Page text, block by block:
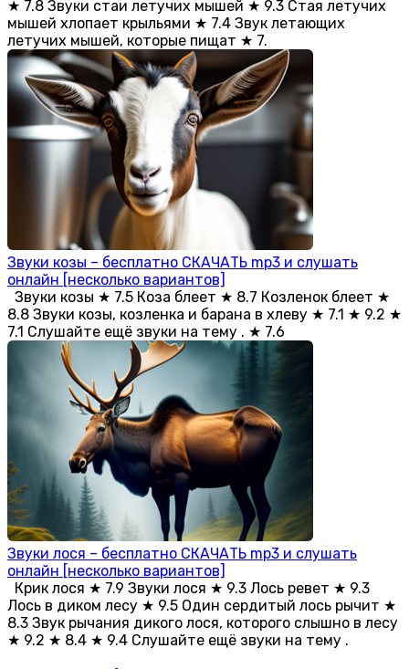
★ 7.8 Звуки стаи летучих мышей ★ 9.3 Стая летучих
мышей хлопает крыльями ★ 7.4 Звук летающих
летучих мышей, которые пищат ★ 7.
Звуки козы – бесплатно СКАЧАТЬ mp3 и слушать
онлайн [несколько вариантов]
Звуки козы ★ 7.5 Коза блеет ★ 8.7 Козленок блеет ★
8.8 Звуки козы, козленка и барана в хлеву ★ 7.1 ★ 9.2 ★
7.1 Слушайте ещё звуки на тему . ★ 7.6
Звуки лося – бесплатно СКАЧАТЬ mp3 и слушать
онлайн [несколько вариантов]
Крик лося ★ 7.9 Звуки лося ★ 9.3 Лось ревет ★ 9.3
Лось в диком лесу ★ 9.5 Один сердитый лось рычит ★
8.3 Звук рычания дикого лося, которого слышно в лесу
★ 9.2 ★ 8.4 ★ 9.4 Слушайте ещё звуки на тему .